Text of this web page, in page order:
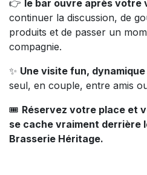
👉 le bar ouvre après votre
continuer la discussion, de
produits et de passer un
compagnie.
✨ Une visite fun,
seul, en couple, entre amis
🎟️ Réservez votre place et
se cache vraiment derrière
Brasserie Héritage.